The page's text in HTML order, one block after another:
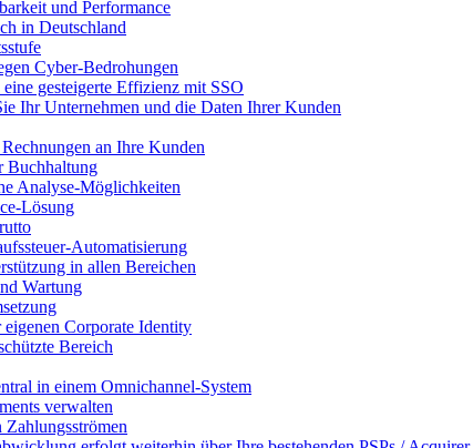
und Performance
in Deutschland
Cyber-Bedrohungen
gesteigerte Effizienz mit SSO
Ihr Unternehmen und die Daten Ihrer Kunden
an Ihre Kunden
Buchhaltung
Analyse-Möglichkeiten
Lösung
Automatisierung
in allen Bereichen
Wartung
Corporate Identity
Bereich
in einem Omnichannel-System
verwalten